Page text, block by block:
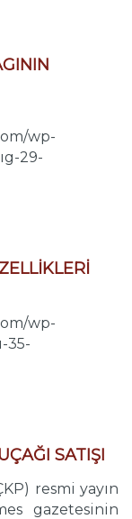
wp-
29-
wp-
35-
SATIŞI
resmi yayın
gazetesinin